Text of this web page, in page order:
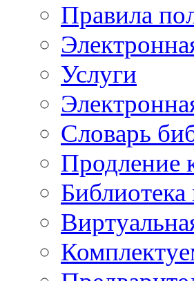
Правила
Услуги
Словарь
Продление